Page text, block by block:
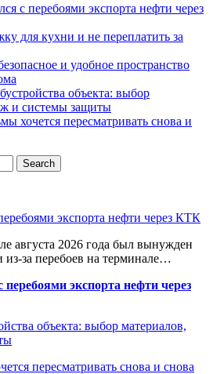
с перебоями экспорта нефти через
для кухни и не переплатить за
и удобное пространство
объекта: выбор
и системы защиты
хочется пересматривать снова и
экспорта нефти через КТК
августа 2026 года был вынужден
за перебоев на терминале…
перебоями экспорта нефти через
объекта: выбор материалов,
пересматривать снова и снова